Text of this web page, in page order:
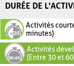
DURÉE DE
Activités
minutes)
Activités
(Entre 30 et